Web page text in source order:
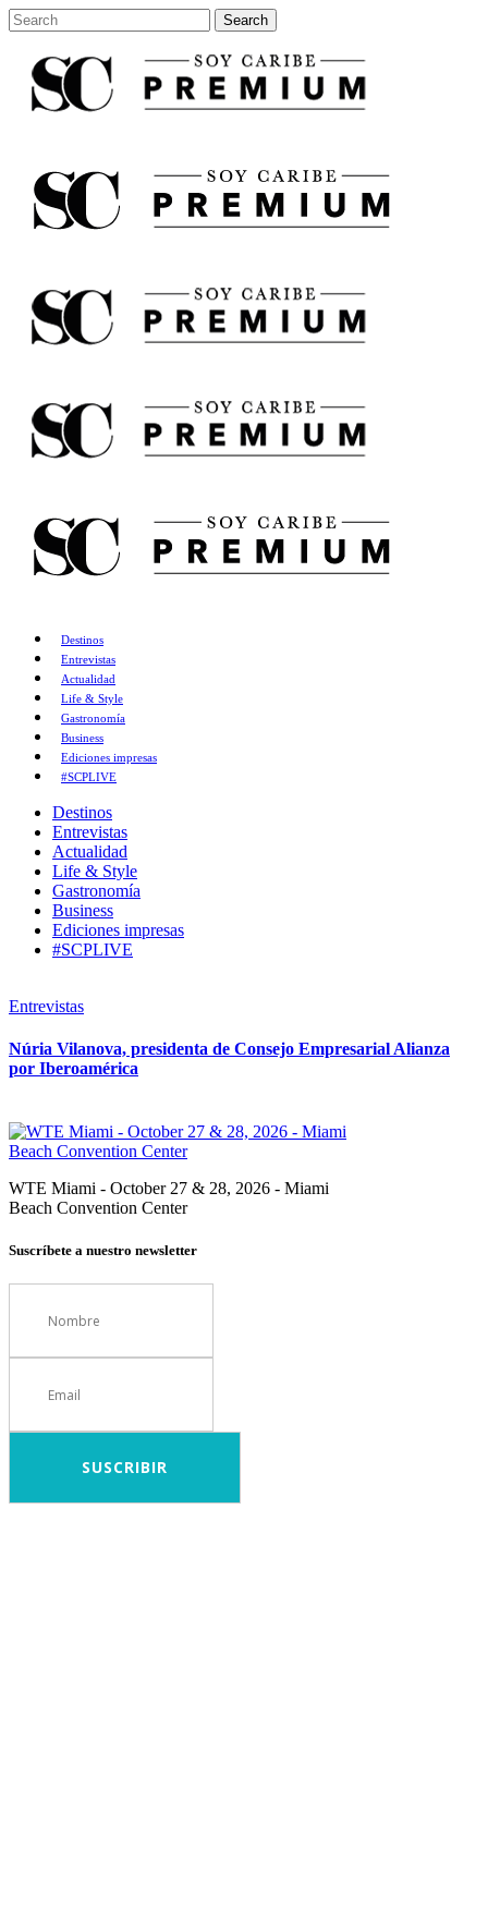
Destinos
Entrevistas
Actualidad
Life & Style
Gastronomía
Business
Ediciones impresas
#SCPLIVE
Destinos
Entrevistas
Actualidad
Life & Style
Gastronomía
Business
Ediciones impresas
#SCPLIVE
Entrevistas
Núria Vilanova, presidenta de Consejo Empresarial Alianza
por Iberoamérica
WTE Miami - October 27 & 28, 2026 - Miami
Beach Convention Center
Suscríbete a nuestro newsletter